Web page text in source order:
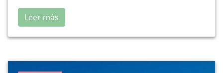
Leer más